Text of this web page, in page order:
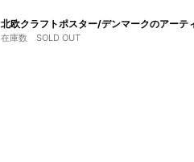
北欧クラフトポスター/デンマークのアー
在庫数 SOLD OUT